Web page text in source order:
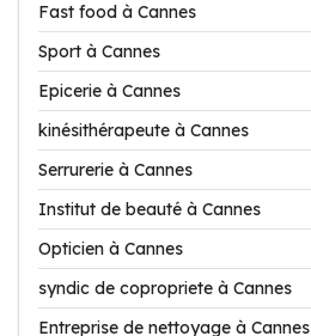
Fast food à Cannes
Sport à Cannes
Epicerie à Cannes
kinésithérapeute à Cannes
Serrurerie à Cannes
Institut de beauté à Cannes
Opticien à Cannes
syndic de copropriete à Cannes
Entreprise de nettoyage à Cannes